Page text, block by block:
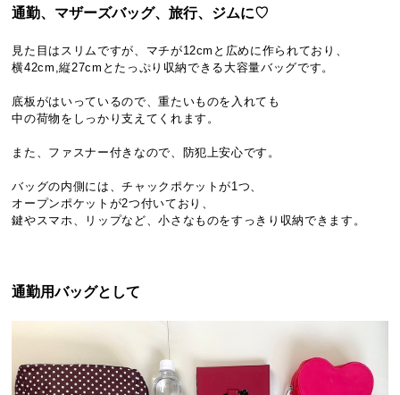
通勤、マザーズバッグ、旅行、ジムに♡
見た目はスリムですが、マチが12cmと広めに作られており、
横42cm,縦27cmとたっぷり収納できる大容量バッグです。
底板がはいっているので、重たいものを入れても
中の荷物をしっかり支えてくれます。
また、ファスナー付きなので、防犯上安心です。
バッグの内側には、チャックポケットが1つ、
オープンポケットが2つ付いており、
鍵やスマホ、リップなど、小さなものをすっきり収納できます。
通勤用バッグとして